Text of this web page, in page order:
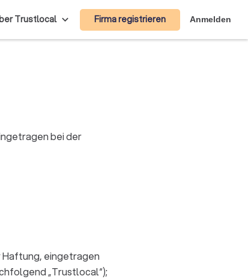
Trustlocal Firma registrieren Anmelden
bei der
eingetragen
„Trustlocal“);